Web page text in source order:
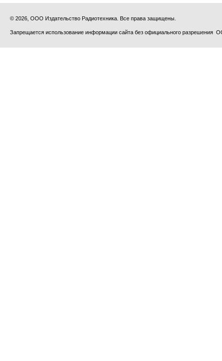
© 2026, ООО Издательство Радиотехника. Все права защищены.
Запрещается использование информации сайта без официального разрешения